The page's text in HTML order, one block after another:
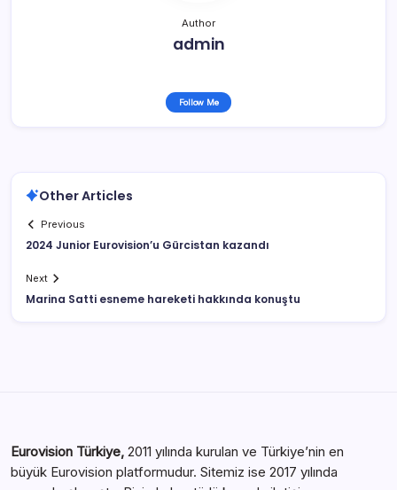
Author
admin
Follow Me
Other Articles
Previous
2024 Junior Eurovision’u Gürcistan kazandı
Next
Marina Satti esneme hareketi hakkında konuştu
Eurovision Türkiye, 2011 yılında kurulan ve Türkiye’nin en
büyük Eurovision platformudur. Sitemiz ise 2017 yılında